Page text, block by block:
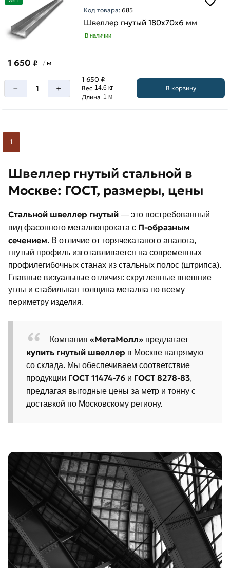
Код товара:685
Швеллер гнутый 180х70х6 мм
В наличии
1 650 ₽ / м
– +
1 650 ₽
Вес 14.6 кг
Длина 1 м
В корзину
1
Швеллер гнутый стальной в
Москве: ГОСТ, размеры, цены
Стальной швеллер гнутый — это востребованный
вид фасонного металлопроката с П-образным
сечением. В отличие от горячекатаного аналога,
гнутый профиль изготавливается на современных
профилегибочных станах из стальных полос (штрипса).
Главные визуальные отличия: скругленные внешние
углы и стабильная толщина металла по всему
периметру изделия.
Компания «МетаМолл» предлагает
купить гнутый швеллер в Москве напрямую
со склада. Мы обеспечиваем соответствие
продукции ГОСТ 11474-76 и ГОСТ 8278-83,
предлагая выгодные цены за метр и тонну с
доставкой по Московскому региону.